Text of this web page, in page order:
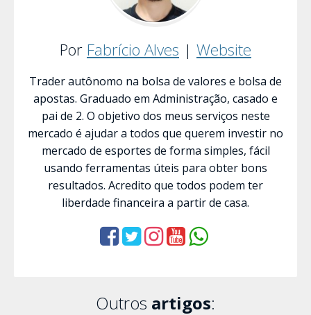
Por Fabrício Alves | Website
Trader autônomo na bolsa de valores e bolsa de
apostas. Graduado em Administração, casado e
pai de 2. O objetivo dos meus serviços neste
mercado é ajudar a todos que querem investir no
mercado de esportes de forma simples, fácil
usando ferramentas úteis para obter bons
resultados. Acredito que todos podem ter
liberdade financeira a partir de casa.
Outros artigos: